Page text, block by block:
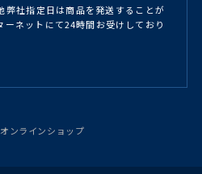
弊社指定日は商品を発送することが
ーネットにて24時間お受けしており
ンラインショップ